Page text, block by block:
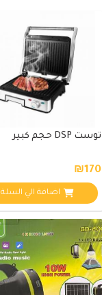
توست DSP حجم كبير
₪170
اضافة الي السلة